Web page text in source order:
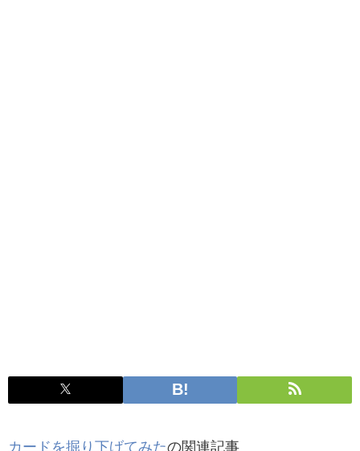
カードを掘り下げてみたの関連記事